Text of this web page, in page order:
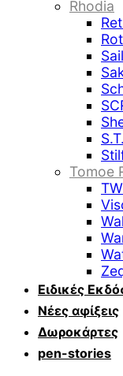
Rhodia
Tomoe
Ειδικές
Νέες αφίξεις
Δωροκάρτες
pen-stories